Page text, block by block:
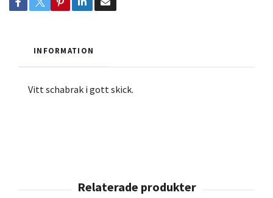
INFORMATION
Vitt schabrak i gott skick.